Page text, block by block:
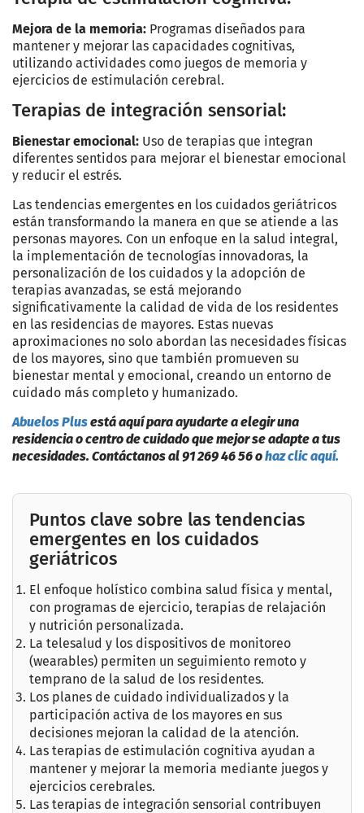
Mejora de la memoria: Programas diseñados para
mantener y mejorar las capacidades cognitivas,
utilizando actividades como juegos de memoria y
ejercicios de estimulación cerebral.
Terapias de integración sensorial:
Bienestar emocional: Uso de terapias que integran
diferentes sentidos para mejorar el bienestar emocional
y reducir el estrés.
Las tendencias emergentes en los cuidados geriátricos
están transformando la manera en que se atiende a las
personas mayores. Con un enfoque en la salud integral,
la implementación de tecnologías innovadoras, la
personalización de los cuidados y la adopción de
terapias avanzadas, se está mejorando
significativamente la calidad de vida de los residentes
en las residencias de mayores. Estas nuevas
aproximaciones no solo abordan las necesidades físicas
de los mayores, sino que también promueven su
bienestar mental y emocional, creando un entorno de
cuidado más completo y humanizado.
Abuelos Plusestá aquí para ayudarte a elegir una
residencia o centro de cuidado que mejor se adapte a tus
necesidades. Contáctanos al 91 269 46 56 ohaz clic aquí.
Puntos clave sobre las tendencias
emergentes en los cuidados
geriátricos
El enfoque holístico combina salud física y mental,
con programas de ejercicio, terapias de relajación
y nutrición personalizada.
La telesalud y los dispositivos de monitoreo
(wearables) permiten un seguimiento remoto y
temprano de la salud de los residentes.
Los planes de cuidado individualizados y la
participación activa de los mayores en sus
decisiones mejoran la calidad de la atención.
Las terapias de estimulación cognitiva ayudan a
mantener y mejorar la memoria mediante juegos y
ejercicios cerebrales.
Las terapias de integración sensorial contribuyen